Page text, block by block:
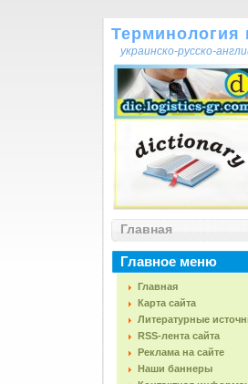
Терминология
украинско-русско-
Главная
Главное меню
Главная
Карта сайта
Литературные
RSS-лента сайта
Реклама на сайте
Наши баннеры